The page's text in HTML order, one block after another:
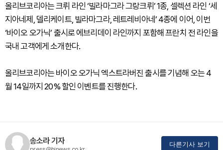
올리브코리아는 크뤼 라인 ‘빌라마그라 그랑크뤼’ 1종, 셀렉션 라인 ‘세
지아네제, 델리케이트, 빌라마그라, 레트레비아네’ 4종에 이어, 이번
‘바이오 오가닉’ 출시로 에브리데이 라인까지 포함해 프란치 전 라인을
국내 고객에게 소개한다.
올리브코리아는 바이오 오가닉 엑스트라버진 출시를 기념해 오는 4
월 14일까지 20% 할인 이벤트를 진행한다.
송소라 기자 다른기사 보기